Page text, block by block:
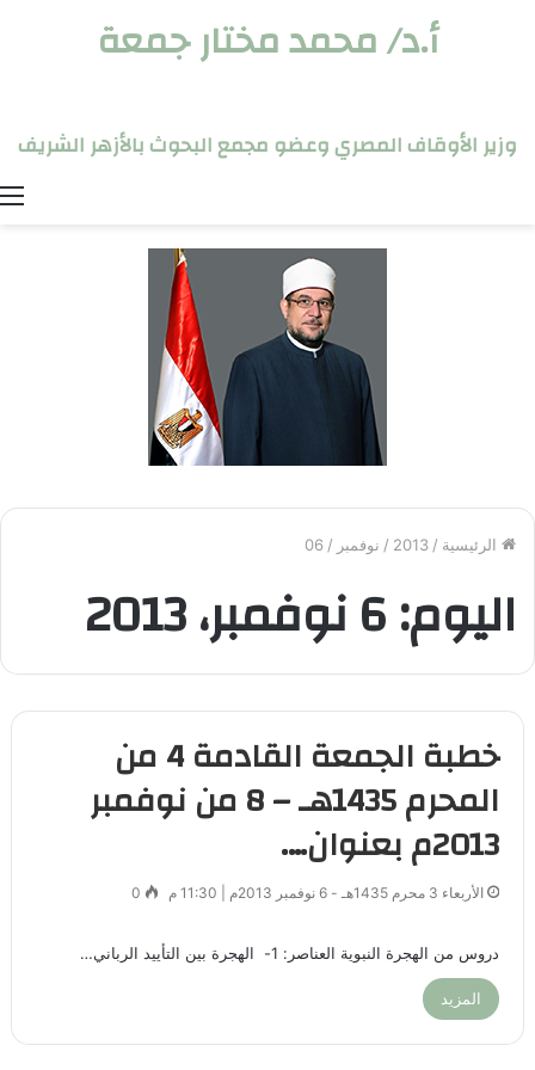
أ.د/ محمد مختار جمعة
وزير الأوقاف المصري وعضو مجمع البحوث بالأزهر الشريف
الرئيسية /
2013
/ نوفمبر /
06
اليوم:6 نوفمبر، 2013
خطبة الجمعة القادمة 4 من
المحرم 1435هـ – 8 من نوفمبر
2013م بعنوان….
الأربعاء 3 محرم 1435هـ - 6 نوفمبر 2013م | 11:30 م 0
دروس من الهجرة النبوية العناصر: 1- الهجرة بين التأييد الرباني…
المزيد